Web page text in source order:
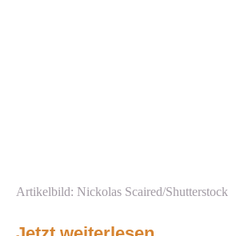
Artikelbild: Nickolas Scaired/Shutterstock